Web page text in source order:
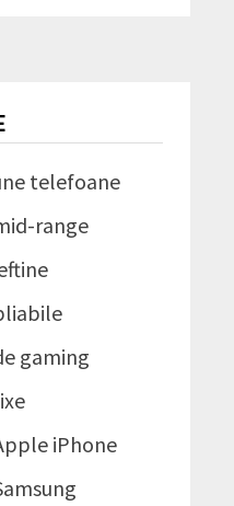
telefoane
range
gaming
iPhone